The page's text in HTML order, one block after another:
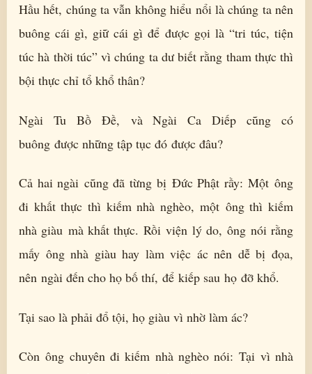
Hầu hết, chúng ta vẫn không hiểu nổi là chúng ta nên
buông cái gì, giữ cái gì để được gọi là “tri túc, tiện
túc hà thời túc” vì chúng ta dư biết rằng tham thực thì
bội thực chỉ tổ khổ thân?
Ngài Tu Bồ Đề, và Ngài Ca Diếp cũng có
buông được những tập tục đó được đâu?
Cả hai ngài cũng đã từng bị Đức Phật rầy: Một ông
đi khất thực thì kiếm nhà nghèo, một ông thì kiếm
nhà giàu mà khất thực. Rồi viện lý do, ông nói rằng
mấy ông nhà giàu hay làm việc ác nên dễ bị đọa,
nên ngài đến cho họ bố thí, để kiếp sau họ đỡ khổ.
Tại sao là phải đổ tội, họ giàu vì nhờ làm ác?
Còn ông chuyên đi kiếm nhà nghèo nói: Tại vì nhà